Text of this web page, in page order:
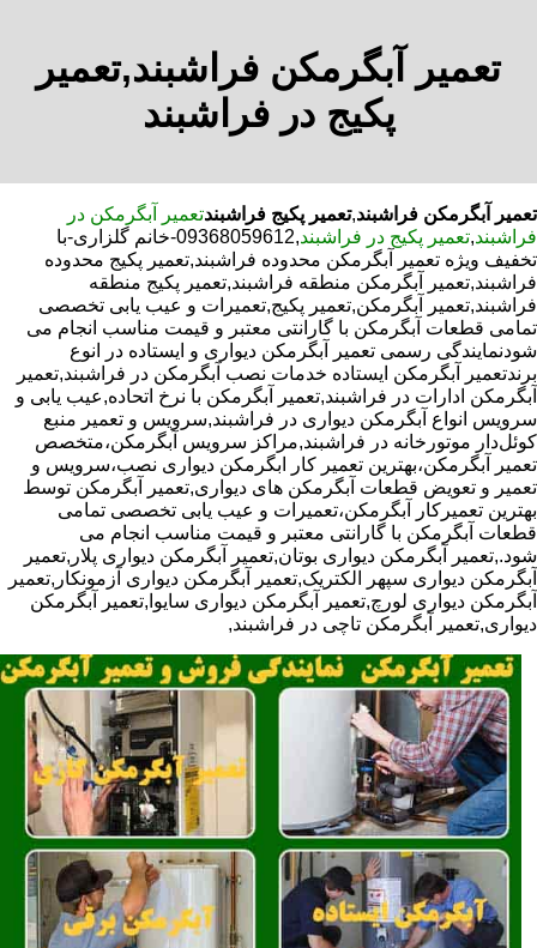
تعمیر آبگرمکن فراشبند,تعمیر
پکیج در فراشبند
تعمیر آبگرمکن فراشبند,تعمیر پکیج فراشبندتعمیر آبگرمکن در
فراشبند,تعمیر پکیج در فراشبند
,09368059612-خانم گلزاری-با
تخفیف ویژه تعمیر آبگرمکن محدوده فراشبند,تعمیر پکیج محدوده
فراشبند,تعمیر آبگرمکن منطقه فراشبند,تعمیر پکیج منطقه
فراشبند,تعمیر آبگرمکن,تعمیر پکیج,تعمیرات و عیب یابی تخصصی
تمامی قطعات آبگرمکن با گارانتی معتبر و قیمت مناسب انجام می
شودنمایندگی رسمی تعمیر آبگرمکن دیواری و ایستاده در انوع
برندتعمیر آبگرمکن ایستاده خدمات نصب آبگرمکن در فراشبند,تعمیر
آبگرمکن ادارات در فراشبند,تعمیر آبگرمکن با نرخ اتحاده,عیب یابی و
سرویس انواع آبگرمکن دیواری در فراشبند,سرویس و تعمیر منبع
کوئل‌دار موتورخانه در فراشبند,مراکز سرویس آبگرمکن،متخصص
تعمیر آبگرمکن،بهترین تعمیر کار ابگرمکن دیواری نصب،سرویس و
تعمیر و تعویض قطعات آبگرمکن های دیواری,تعمیر آبگرمکن توسط
بهترین تعمیرکار آبگرمکن،تعمیرات و عیب یابی تخصصی تمامی
قطعات آبگرمکن با گارانتی معتبر و قیمت مناسب انجام می
شود.,تعمیر آبگرمکن دیواری بوتان,تعمیر آبگرمکن دیواری پلار,تعمیر
آبگرمکن دیواری سپهر الکتریک,تعمیر آبگرمکن دیواری آزمونکار,تعمیر
آبگرمکن دیواری لورچ,تعمیر آبگرمکن دیواری سایوا,تعمیر آبگرمکن
دیواری,تعمیر آبگرمکن تاچی در فراشبند,